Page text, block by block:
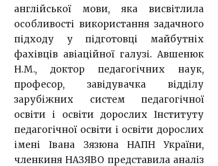
англійської мови, яка висвітлила
особливості використання задачного
підходу у підготовці майбутніх
фахівців авіаційної галузі. Авшенюк
Н.М., доктор педагогічних наук,
професор, завідувачка відділу
зарубіжних систем педагогічної
освіти і освіти дорослих Інституту
педагогічної освіти і освіти дорослих
імені Івана Зязюна НАПН України,
членкиня НАЗЯВО представила аналіз